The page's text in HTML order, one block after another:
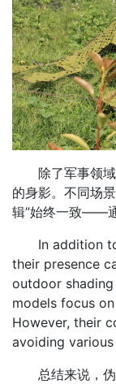
除了军事领域
的身影。不同场
辑”始终一致——
In addition to
their presence
outdoor
models focus
However, their
avoiding
总结来说，伪